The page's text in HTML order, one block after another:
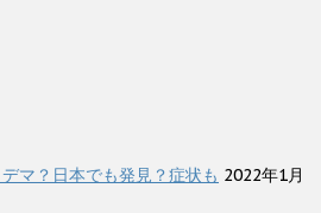
マ？日本でも発見？症状も 2022年1月